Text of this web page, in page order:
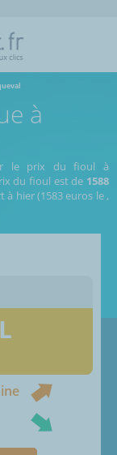
à
le prix du fioul à
du fioul est de 1588
à hier (1583 euros le,